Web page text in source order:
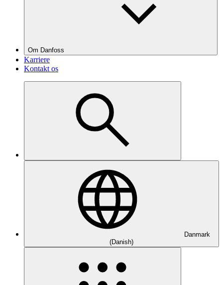
Om Danfoss
Karriere
Kontakt os
Danmark
(Danish)